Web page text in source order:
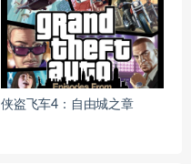
侠盗飞车4：自由城之章